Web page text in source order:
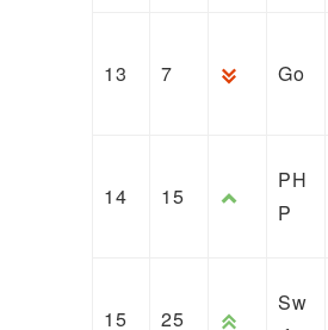
13 7 Go
14 15
PH
P
15 25
Sw